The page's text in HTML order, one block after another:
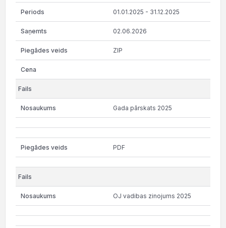
01.01.2025 - 31.12.2025
02.06.2026
ZIP
Gada pārskats 2025
PDF
OJ vadibas zinojums 2025